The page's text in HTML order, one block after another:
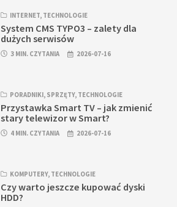
INTERNET, TECHNOLOGIE
System CMS TYPO3 – zalety dla
dużych serwisów
3 MIN. CZYTANIA 2026-07-16
PORADNIKI, SPRZĘTY, TECHNOLOGIE
Przystawka Smart TV – jak zmienić
stary telewizor w Smart?
4 MIN. CZYTANIA 2026-07-16
KOMPUTERY, TECHNOLOGIE
Czy warto jeszcze kupować dyski
HDD?